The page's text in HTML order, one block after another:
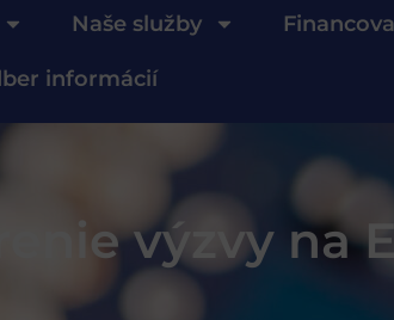
Naše služby
informácií
výzvy na